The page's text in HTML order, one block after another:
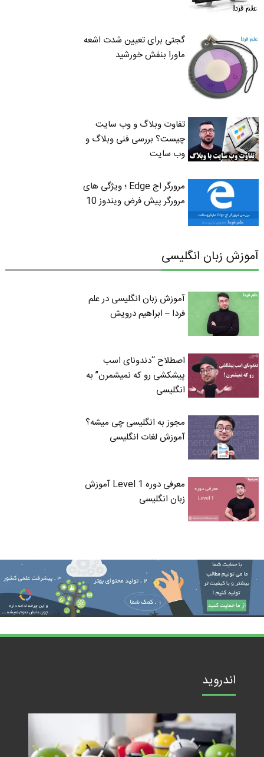
گجتی برای تعیین شدت اشعه
ماورا بنفش خورشید
تفاوت وبلاگ و وب سایت
چیست؟ بررسی فنی وبلاگ و
وب سایت
مرورگر اج Edge ؛ ویژگی های
مرورگر پیش فرض ویندوز 10
آموزش زبان انگلیسی
آموزش زبان انگلیسی در علم
فردا – ابراهیم درویش
اصطلاح “دندونای اسب
پیشکشی رو که نمیشمرن” به
انگلیسی
مجوز به انگلیسی چی میشه؟
آموزش لغات انگلیسی
معرفی دوره Level 1 آموزش
زبان انگلیسی
اندروید